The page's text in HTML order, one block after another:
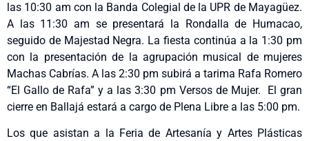
las 10:30 am con la Banda Colegial de la UPR de Mayagüez.
A las 11:30 am se presentará la Rondalla de Humacao,
seguido de Majestad Negra. La fiesta continúa a la 1:30 pm
con la presentación de la agrupación musical de mujeres
Machas Cabrías. A las 2:30 pm subirá a tarima Rafa Romero
“El Gallo de Rafa” y a las 3:30 pm Versos de Mujer. El gran
cierre en Ballajá estará a cargo de Plena Libre a las 5:00 pm.
Los que asistan a la Feria de Artesanía y Artes Plásticas